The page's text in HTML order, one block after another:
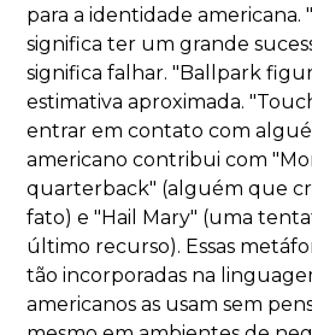
para a identidade americana.
significa ter um grande
significa falhar. "Ballpark
estimativa aproximada.
entrar em contato com
americano contribui com
quarterback" (alguém que
fato) e "Hail Mary" (uma
último recurso). Essas
tão incorporadas na
americanos as usam sem